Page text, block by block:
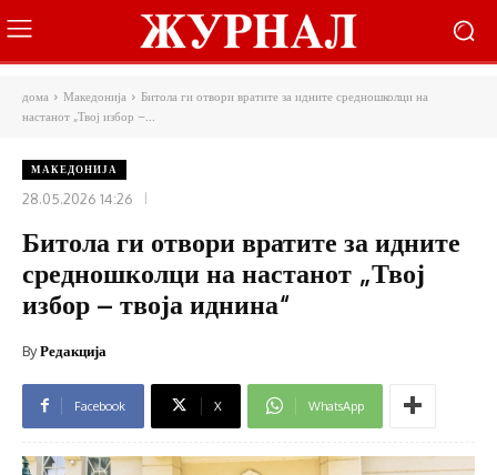
дома Македонија
Битола ги отвори вратите за идните средношколци на
настанот „Твој избор –...
МАКЕДОНИЈА
28.05.2026 14:26
Битола ги отвори вратите за идните
средношколци на настанот „Твој
избор – твоја иднина“
ByРедакција
Facebook X WhatsApp